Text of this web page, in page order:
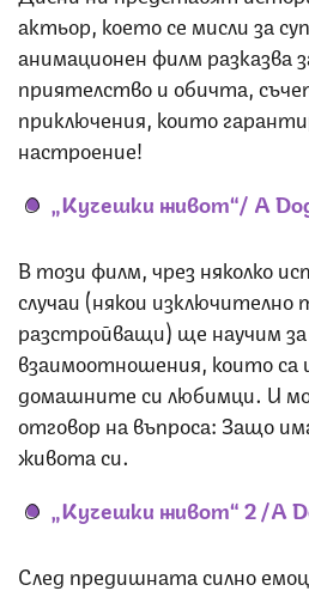
актьор, което се мисли за
анимационен филм разказва
приятелство и обичта,
приключения, които
настроение!
„Кучешки живот“/ A
В този филм, чрез няколко
случаи (някои изключително
разстройващи) ще научим
взаимоотношения, които са
домашните си любимци. И
отговор на въпроса: Защо
живота си.
„Кучешки живот“ 2 /A
След предишната силно